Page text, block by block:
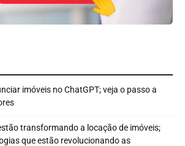
imóveis no ChatGPT; veja o passo a
transformando a locação de imóveis;
que estão revolucionando as